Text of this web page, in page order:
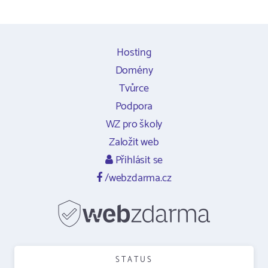
Hosting
Domény
Tvůrce
Podpora
WZ pro školy
Založit web
Přihlásit se
/webzdarma.cz
STATUS